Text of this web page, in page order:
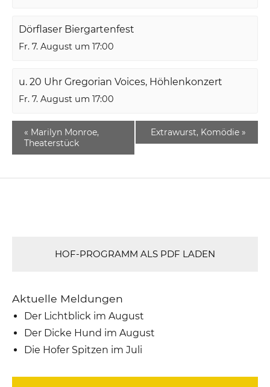
Dörflaser Biergartenfest
Fr. 7. August um 17:00
u. 20 Uhr Gregorian Voices, Höhlenkonzert
Fr. 7. August um 17:00
« Marilyn Monroe,
Theaterstück
Extrawurst, Komödie »
HOF-PROGRAMM ALS PDF LADEN
Aktuelle Meldungen
Der Lichtblick im August
Der Dicke Hund im August
Die Hofer Spitzen im Juli